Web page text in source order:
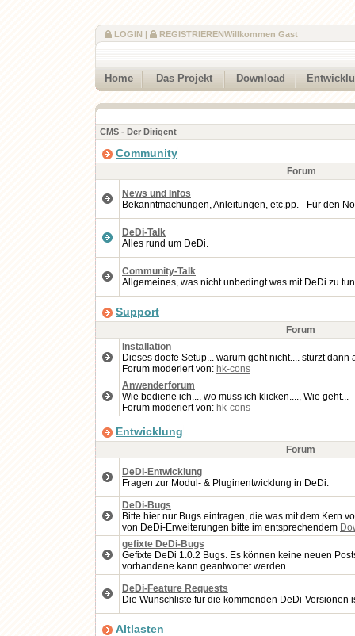
Willkommen Gast
LOGIN | REGISTRIEREN
Home Das Projekt Download
CMS - Der Dirigent
Community
Forum
News und Infos
Bekanntmachungen, Anleitungen, etc.pp. - Für den
DeDi-Talk
Alles rund um DeDi.
Community-Talk
Allgemeines, was nicht unbedingt was mit DeDi zu
Support
Forum
Installation
Dieses doofe Setup... warum geht nicht.... stürzt dann
Forum moderiert von: hk-cons
Anwenderforum
Wie bediene ich..., wo muss ich klicken...., Wie geht...
Forum moderiert von: hk-cons
Entwicklung
Forum
DeDi-Entwicklung
Fragen zur Modul- & Pluginentwicklung in DeDi.
DeDi-Bugs
Bitte hier nur Bugs eintragen, die was mit dem Kern
von DeDi-Erweiterungen bitte im entsprechendem
gefixte DeDi-Bugs
Gefixte DeDi 1.0.2 Bugs. Es können keine neuen
vorhandene kann geantwortet werden.
DeDi-Feature Requests
Die Wunschliste für die kommenden DeDi-Versionen
Altlasten